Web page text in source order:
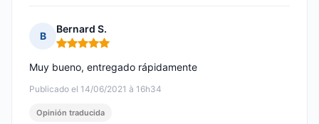
B
Bernard S.
Nota: 5 de 5
Publicado el 14/06/2021 à 16h34
Muy bueno, entregado rápidamente
Opinión traducida